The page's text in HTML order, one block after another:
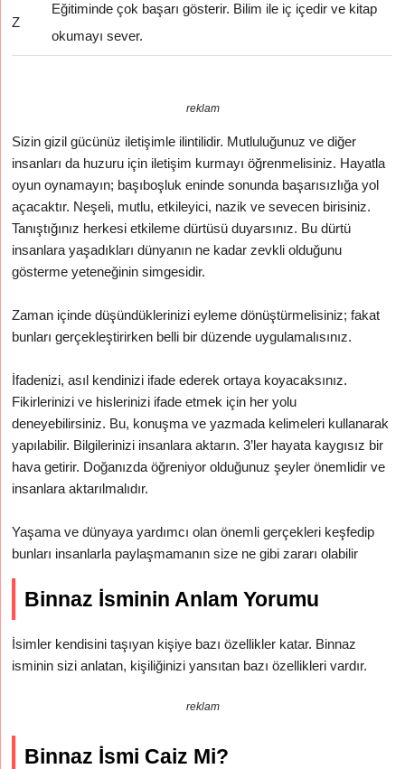
Z
Eğitiminde çok başarı gösterir. Bilim ile iç içedir ve kitap
okumayı sever.
reklam
Sizin gizil gücünüz iletişimle ilintilidir. Mutluluğunuz ve diğer
insanları da huzuru için iletişim kurmayı öğrenmelisiniz. Hayatla
oyun oynamayın; başıboşluk eninde sonunda başarısızlığa yol
açacaktır. Neşeli, mutlu, etkileyici, nazik ve sevecen birisiniz.
Tanıştığınız herkesi etkileme dürtüsü duyarsınız. Bu dürtü
insanlara yaşadıkları dünyanın ne kadar zevkli olduğunu
gösterme yeteneğinin simgesidir.
Zaman içinde düşündüklerinizi eyleme dönüştürmelisiniz; fakat
bunları gerçekleştirirken belli bir düzende uygulamalısınız.
İfadenizi, asıl kendinizi ifade ederek ortaya koyacaksınız.
Fikirlerinizi ve hislerinizi ifade etmek için her yolu
deneyebilirsiniz. Bu, konuşma ve yazmada kelimeleri kullanarak
yapılabilir. Bilgilerinizi insanlara aktarın. 3’ler hayata kaygısız bir
hava getirir. Doğanızda öğreniyor olduğunuz şeyler önemlidir ve
insanlara aktarılmalıdır.
Yaşama ve dünyaya yardımcı olan önemli gerçekleri keşfedip
bunları insanlarla paylaşmamanın size ne gibi zararı olabilir
Binnaz İsminin Anlam Yorumu
İsimler kendisini taşıyan kişiye bazı özellikler katar. Binnaz
isminin sizi anlatan, kişiliğinizi yansıtan bazı özellikleri vardır.
reklam
Binnaz İsmi Caiz Mi?